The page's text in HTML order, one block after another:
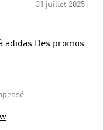
31 juillet 2025
promos